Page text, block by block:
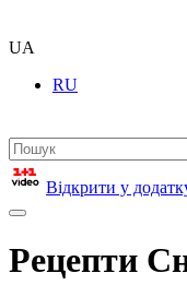
UA
RU
Відкрити у
Рецепти